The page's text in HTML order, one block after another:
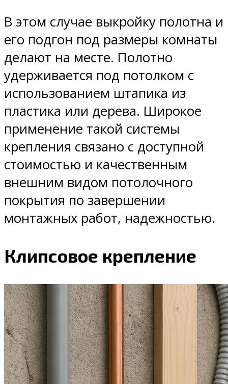
В этом случае выкройку полотна и
его подгон под размеры комнаты
делают на месте. Полотно
удерживается под потолком с
использованием штапика из
пластика или дерева. Широкое
применение такой системы
крепления связано с доступной
стоимостью и качественным
внешним видом потолочного
покрытия по завершении
монтажных работ, надежностью.
Клипсовое крепление